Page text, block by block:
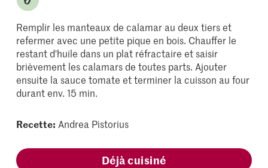
Remplir les manteaux de calamar au deux tiers et
refermer avec une petite pique en bois. Chauffer le
restant d'huile dans un plat réfractaire et saisir
brièvement les calamars de toutes parts. Ajouter
ensuite la sauce tomate et terminer la cuisson au four
durant env. 15 min.
Recette: Andrea Pistorius
Déjà cuisiné